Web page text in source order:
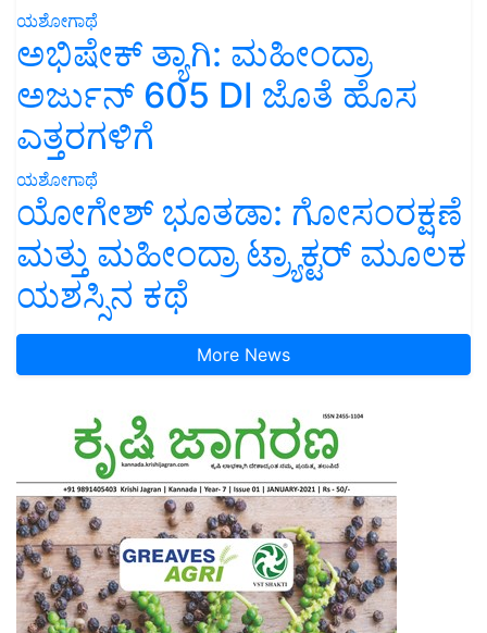
ಯಶೋಗಾಥೆ
ಅಭಿಷೇಕ್ ತ್ಯಾಗಿ: ಮಹೀಂದ್ರಾ
ಅರ್ಜುನ್ 605 DI ಜೊತೆ ಹೊಸ
ಎತ್ತರಗಳಿಗೆ
ಯಶೋಗಾಥೆ
ಯೋಗೇಶ್ ಭೂತಡಾ: ಗೋಸಂರಕ್ಷಣೆ
ಮತ್ತು ಮಹೀಂದ್ರಾ ಟ್ರ್ಯಾಕ್ಟರ್ ಮೂಲಕ
ಯಶಸ್ಸಿನ ಕಥೆ
More News